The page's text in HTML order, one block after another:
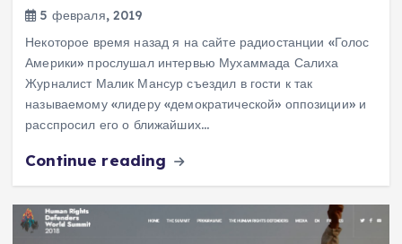
5 февраля, 2019
Некоторое время назад я на сайте радиостанции «Голос
Америки» прослушал интервью Мухаммада Салиха
Журналист Малик Мансур съездил в гости к так
называемому «лидеру «демократической» оппозиции» и
расспросил его о ближайших…
Continue reading